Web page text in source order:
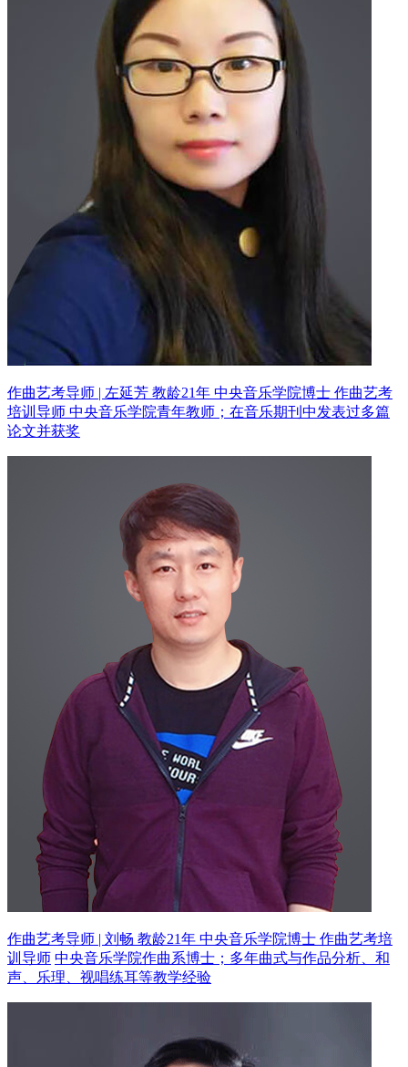
作曲艺考导师 | 左延芳 教龄21年 中央音乐学院博士 作曲艺考
培训导师 中央音乐学院青年教师；在音乐期刊中发表过多篇
论文并获奖
作曲艺考导师 | 刘畅 教龄21年 中央音乐学院博士 作曲艺考培
训导师 中央音乐学院作曲系博士；多年曲式与作品分析、和
声、乐理、视唱练耳等教学经验